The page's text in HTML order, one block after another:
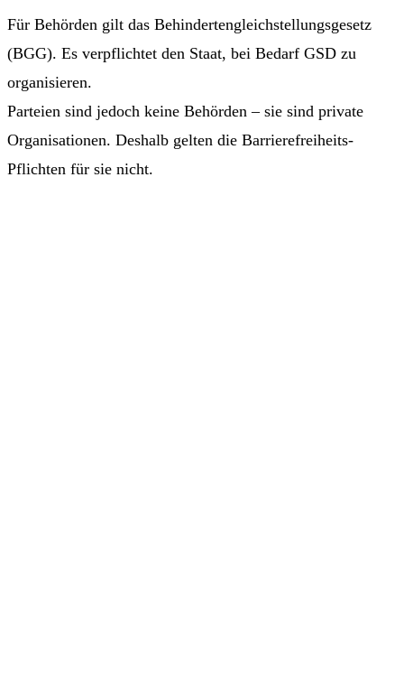
Für Behörden gilt das Behindertengleichstellungsgesetz
(BGG). Es verpflichtet den Staat, bei Bedarf GSD zu
organisieren.
Parteien sind jedoch keine Behörden – sie sind private
Organisationen. Deshalb gelten die Barrierefreiheits-
Pflichten für sie nicht.